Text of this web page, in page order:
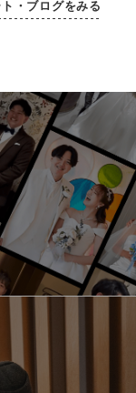
・ブログをみる